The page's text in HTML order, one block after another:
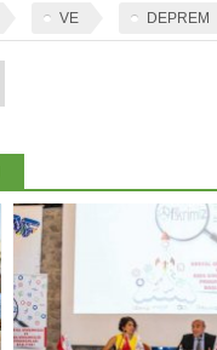
VE DEPREM